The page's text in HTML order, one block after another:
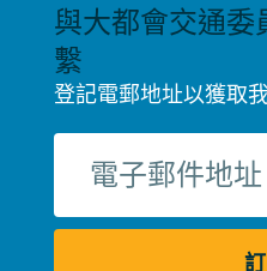
與大都會交通委
繫
登記電郵地址以獲取
郵
件